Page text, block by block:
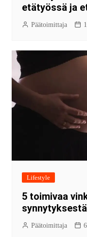
etätyössä ja
Päätoimittaja
Lifestyle
5 toimivaa
Päätoimittaja